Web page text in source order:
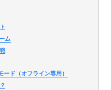
ム
ド（オフライン専用）